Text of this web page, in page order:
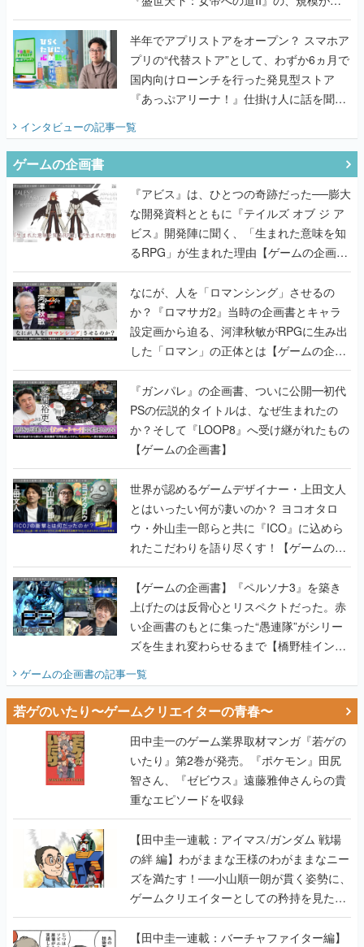
うこだわりをプロデューサーに聞いた
半年でアプリストアをオープン？ スマホア
プリの“代替ストア”として、わずか6ヵ月で
国内向けローンチを行った発見型ストア
『あっぷアリーナ！』仕掛け人に話を聞い
インタビューの記事一覧
ゲームの企画書
『アビス』は、ひとつの奇跡だった──膨大
な開発資料とともに『テイルズ オブ ジ ア
ビス』開発陣に聞く、「生まれた意味を知
るRPG」が生まれた理由【ゲームの企画
書】
なにが、人を「ロマンシング」させるの
か？『ロマサガ2』当時の企画書とキャラ
設定画から迫る、河津秋敏がRPGに生み出
した「ロマン」の正体とは【ゲームの企画
書】
『ガンパレ』の企画書、ついに公開━初代
PSの伝説的タイトルは、なぜ生まれたの
か？そして『LOOP8』へ受け継がれたもの
【ゲームの企画書】
世界が認めるゲームデザイナー・上田文人
とはいったい何が凄いのか？ ヨコオタロ
ウ・外山圭一郎らと共に『ICO』に込めら
れたこだわりを語り尽くす！【ゲームの企
画書】
【ゲームの企画書】『ペルソナ3』を築き
上げたのは反骨心とリスペクトだった。赤
い企画書のもとに集った“愚連隊”がシリー
ズを生まれ変わらせるまで【橋野桂インタ
ゲームの企画書の記事一覧
若ゲのいたり〜ゲームクリエイターの青春〜
田中圭一のゲーム業界取材マンガ『若ゲの
いたり』第2巻が発売。『ポケモン』田尻
智さん、『ゼビウス』遠藤雅伸さんらの貴
重なエピソードを収録
【田中圭一連載：アイマス/ガンダム 戦場
の絆 編】わがままな王様のわがままなニー
ズを満たす！──小山順一朗が貫く姿勢に、
ゲームクリエイターとしての矜持を見た
【若ゲのいたり最終回】
【田中圭一連載：バーチャファイター編】